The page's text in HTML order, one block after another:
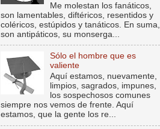
Me molestan los fanáticos,
son lamentables, diftéricos, resentidos y
coléricos, estúpidos y tanáticos. En suma,
son antipáticos, su monserga...
Sólo el hombre que es
valiente
Aquí estamos, nuevamente,
limpios, sagrados, impunes,
los sospechosos comunes
siempre nos vemos de frente. Aquí
estamos, que la gente los re...